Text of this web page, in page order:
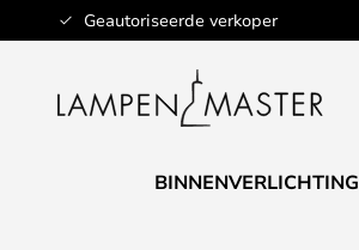
Geautoriseerde verkoper
Ga
naar
inhoud
BINNENVERLICHTING